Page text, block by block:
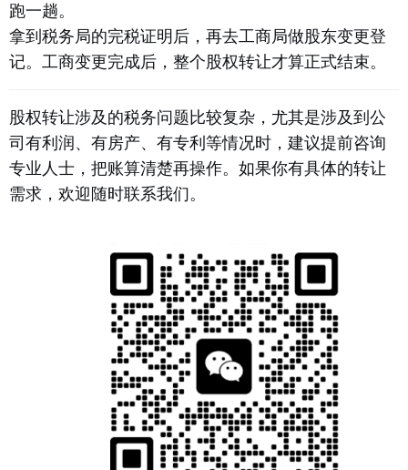
跑一趟。
拿到税务局的完税证明后，再去工商局做股东变更登
记。工商变更完成后，整个股权转让才算正式结束。
股权转让涉及的税务问题比较复杂，尤其是涉及到公
司有利润、有房产、有专利等情况时，建议提前咨询
专业人士，把账算清楚再操作。如果你有具体的转让
需求，欢迎随时联系我们。